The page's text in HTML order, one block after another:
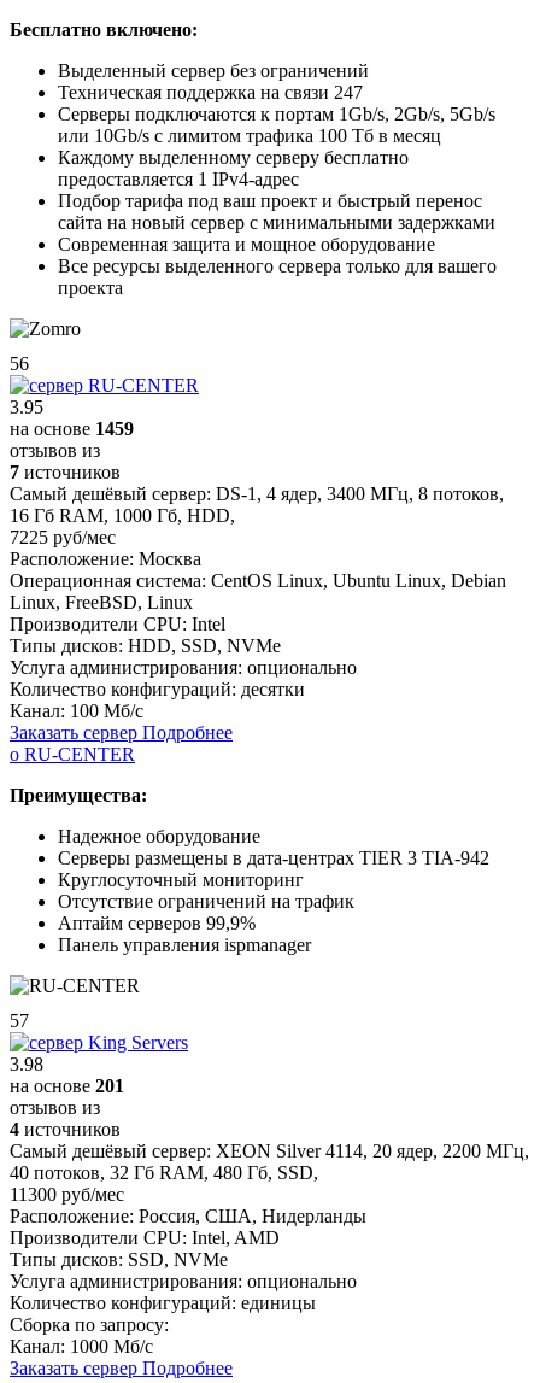
Бесплатно включено:
Выделенный сервер без ограничений
Техническая поддержка на связи 247
Серверы подключаются к портам 1Gb/s, 2Gb/s, 5Gb/s
или 10Gb/s с лимитом трафика 100 Тб в месяц
Каждому выделенному серверу бесплатно
предоставляется 1 IPv4-адрес
Подбор тарифа под ваш проект и быстрый перенос
сайта на новый сервер с минимальными задержками
Современная защита и мощное оборудование
Все ресурсы выделенного сервера только для вашего
проекта
56
3.95
на основе 1459
отзывов из
7 источников
Самый дешёвый сервер: DS-1 , 4 ядер, 3400 МГц, 8 потоков,
16 Гб RAM, 1000 Гб, HDD,
7225 руб/мес
Расположение: Москва
Операционная система: CentOS Linux, Ubuntu Linux, Debian
Linux, FreeBSD, Linux
Производители CPU: Intel
Типы дисков: HDD, SSD, NVMe
Услуга администрирования: опционально
Количество конфигураций: десятки
Канал: 100 Мб/с
Заказать сервер Подробнее
о RU-CENTER
Преимущества:
Надежное оборудование
Серверы размещены в дата-центрах TIER 3 TIA-942
Круглосуточный мониторинг
Отсутствие ограничений на трафик
Аптайм серверов 99,9%
Панель управления ispmanager
57
3.98
на основе 201
отзывов из
4 источников
Самый дешёвый сервер: XEON Silver 4114, 20 ядер, 2200 МГц,
40 потоков, 32 Гб RAM, 480 Гб, SSD,
11300 руб/мес
Расположение: Россия, США, Нидерланды
Производители CPU: Intel, AMD
Типы дисков: SSD, NVMe
Услуга администрирования: опционально
Количество конфигураций: единицы
Сборка по запросу:
Канал: 1000 Мб/с
Заказать сервер Подробнее